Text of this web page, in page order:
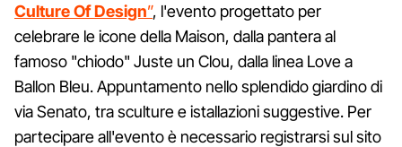
Culture Of Design”, l'evento progettato per
celebrare le icone della Maison, dalla pantera al
famoso "chiodo" Juste un Clou, dalla linea Love a
Ballon Bleu. Appuntamento nello splendido giardino di
via Senato, tra sculture e istallazioni suggestive. Per
partecipare all'evento è necessario registrarsi sul sito